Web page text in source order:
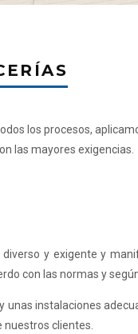
los procesos,
las mayores exigencias.
y exigente y
con las normas y
unas instalaciones
clientes.